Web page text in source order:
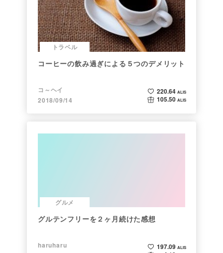
トラベル
コーヒーの飲み過ぎによる５つのデメリット
コ～ヘイ
2018/09/14
220.64 ALIS
105.50 ALIS
グルメ
グルテンフリーを２ヶ月続けた感想
haruharu
197.09 ALIS